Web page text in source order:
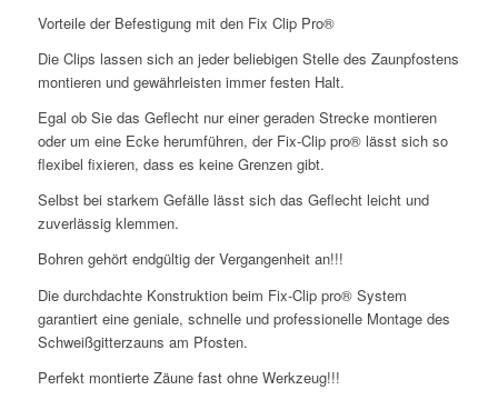
Vorteile der Befestigung mit den Fix Clip Pro®
Die Clips lassen sich an jeder beliebigen Stelle des Zaunpfostens
montieren und gewährleisten immer festen Halt.
Egal ob Sie das Geflecht nur einer geraden Strecke montieren
oder um eine Ecke herumführen, der Fix-Clip pro® lässt sich so
flexibel fixieren, dass es keine Grenzen gibt.
Selbst bei starkem Gefälle lässt sich das Geflecht leicht und
zuverlässig klemmen.
Bohren gehört endgültig der Vergangenheit an!!!
Die durchdachte Konstruktion beim Fix-Clip pro® System
garantiert eine geniale, schnelle und professionelle Montage des
Schweißgitterzauns am Pfosten.
Perfekt montierte Zäune fast ohne Werkzeug!!!